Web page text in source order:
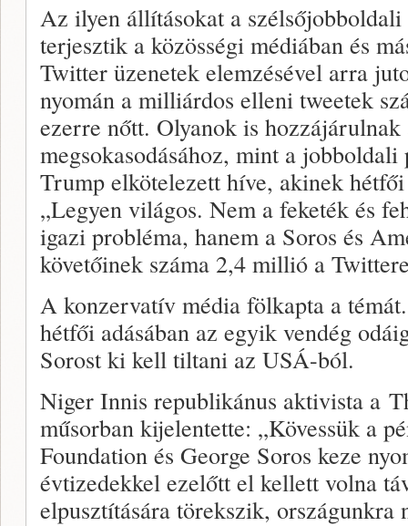
Az ilyen állításokat a
terjesztik a közösségi médiában és
Twitter üzenetek elemzésével arra
nyomán a milliárdos elleni tweetek
ezerre nőtt. Olyanok is hozzájárulnak
megsokasodásához, mint a
Trump elkötelezett híve, akinek
„Legyen világos. Nem a feketék és
igazi probléma, hanem a Soros és
követőinek száma 2,4 millió a
A konzervatív média fölkapta a
hétfői adásában az egyik vendég
Sorost ki kell tiltani az USÁ-ból.
Niger Innis republikánus aktivista a
műsorban kijelentette: „Kövessük a
Foundation és George Soros keze
évtizedekkel ezelőtt el kellett volna
elpusztítására törekszik, országunkra